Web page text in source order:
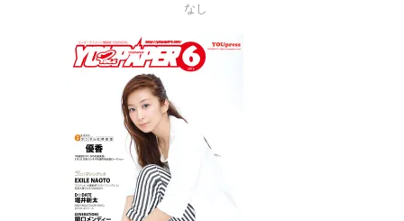
なし